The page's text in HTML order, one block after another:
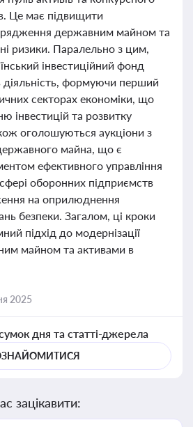
Це має підвищити
державним майном та
ризики. Паралельно з цим,
інвестиційний фонд
діяльність, формуючи перший
секторах економіки, що
інвестицій та розвитку
оголошуються аукціони з
майна, що є
ефективного управління
оборонних підприємств
на оприлюднення
безпеки. Загалом, ці кроки
підхід до модернізації
майном та активами в
2025
дня та статті-джерела
зацікавити: